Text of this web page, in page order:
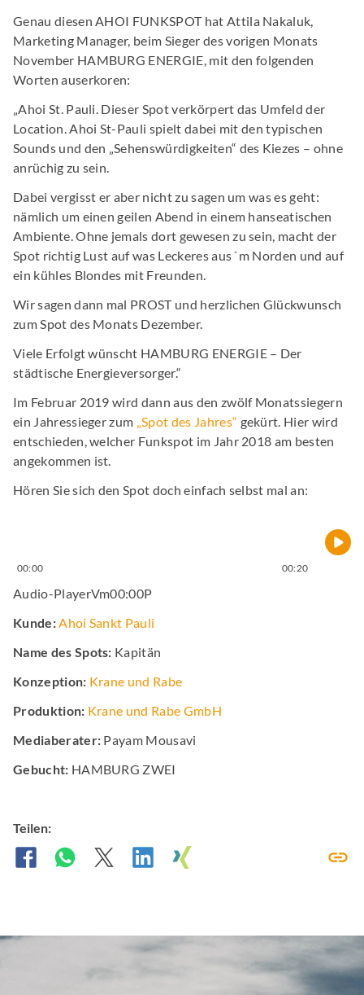
Genau diesen AHOI FUNKSPOT hat Attila Nakaluk,
Marketing Manager, beim Sieger des vorigen Monats
November HAMBURG ENERGIE, mit den folgenden
Worten auserkoren:
„Ahoi St. Pauli. Dieser Spot verkörpert das Umfeld der
Location. Ahoi St-Pauli spielt dabei mit den typischen
Sounds und den „Sehenswürdigkeiten“ des Kiezes – ohne
anrüchig zu sein.
Dabei vergisst er aber nicht zu sagen um was es geht:
nämlich um einen geilen Abend in einem hanseatischen
Ambiente. Ohne jemals dort gewesen zu sein, macht der
Spot richtig Lust auf was Leckeres aus `m Norden und auf
ein kühles Blondes mit Freunden.
Wir sagen dann mal PROST und herzlichen Glückwunsch
zum Spot des Monats Dezember.
Viele Erfolgt wünscht HAMBURG ENERGIE – Der
städtische Energieversorger.“
Im Februar 2019 wird dann aus den zwölf Monatssiegern
ein Jahressieger zum „Spot des Jahres“ gekürt. Hier wird
entschieden, welcher Funkspot im Jahr 2018 am besten
angekommen ist.
Hören Sie sich den Spot doch einfach selbst mal an:
00:00 00:20
Audio-PlayerVm00:00P
Kunde:Ahoi Sankt Pauli
Name des Spots: Kapitän
Konzeption: Krane und Rabe
Produktion: Krane und Rabe GmbH
Mediaberater: Payam Mousavi
Gebucht: HAMBURG ZWEI
Teilen: